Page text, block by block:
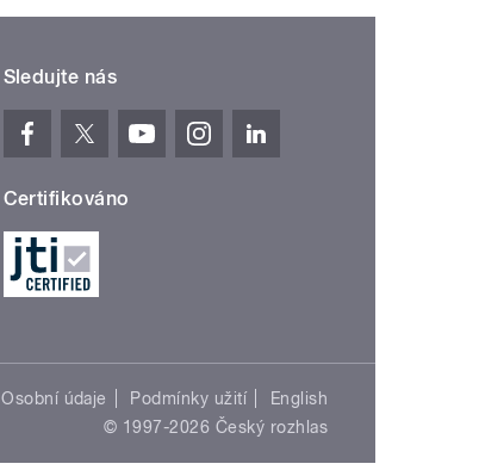
Sledujte nás
Certifikováno
Osobní údaje Podmínky užití
English
© 1997-2026 Český rozhlas